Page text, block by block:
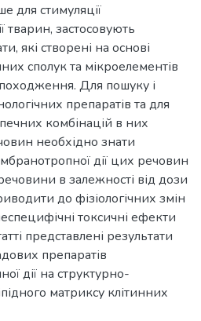
для стимуляції
тварин, застосовують
які створені на основі
сполук та мікроелементів
Для пошуку і
препаратів та для
комбінацій в них
необхідно знати
дії цих речовин
в залежності від дози
до фізіологічних змін
токсичні ефекти
представлені результати
препаратів
дії на структурно-
матриксу клітинних